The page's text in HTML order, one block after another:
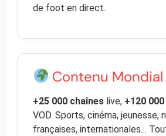
de foot en direct.
Contenu
+25 000 chaînes live, +120 000
VOD. Sports, cinéma, jeunesse,
françaises, internationales…